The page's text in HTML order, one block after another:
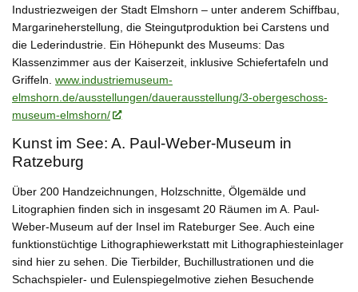
Industriezweigen der Stadt Elmshorn – unter anderem Schiffbau,
Margarineherstellung, die Steingutproduktion bei Carstens und
die Lederindustrie. Ein Höhepunkt des Museums: Das
Klassenzimmer aus der Kaiserzeit, inklusive Schiefertafeln und
Griffeln. www.industriemuseum-
elmshorn.de/ausstellungen/dauerausstellung/3-obergeschoss-
museum-elmshorn/
Kunst im See: A. Paul-Weber-Museum in
Ratzeburg
Über 200 Handzeichnungen, Holzschnitte, Ölgemälde und
Litographien finden sich in insgesamt 20 Räumen im A. Paul-
Weber-Museum auf der Insel im Rateburger See. Auch eine
funktionstüchtige Lithographiewerkstatt mit Lithographiesteinlager
sind hier zu sehen. Die Tierbilder, Buchillustrationen und die
Schachspieler- und Eulenspiegelmotive ziehen Besuchende